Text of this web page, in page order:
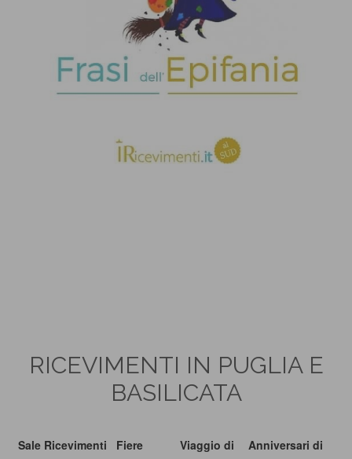
RICEVIMENTI IN PUGLIA E
BASILICATA
Sale Ricevimenti Fiere Viaggio di Anniversari di